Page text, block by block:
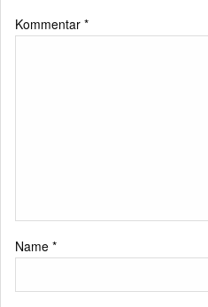
Kommentar *
Name *